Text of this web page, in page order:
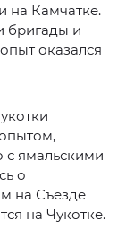
на Камчатке.
бригады и
оказался
с ямальскими
о
на Съезде
на Чукотке.